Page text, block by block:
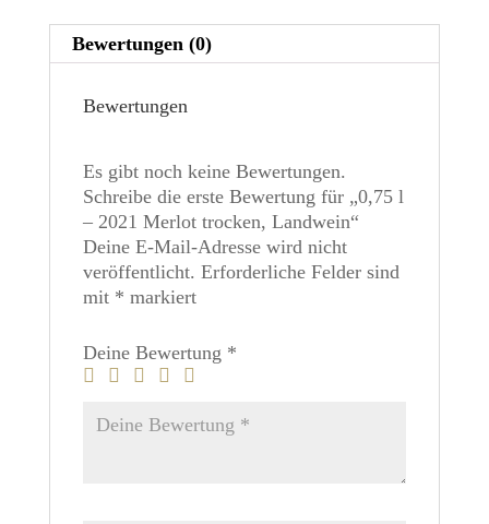
Bewertungen (0)
Bewertungen
Es gibt noch keine Bewertungen.
Schreibe die erste Bewertung für „0,75 l
– 2021 Merlot trocken, Landwein“
Deine E-Mail-Adresse wird nicht
veröffentlicht. Erforderliche Felder sind
mit * markiert
Deine Bewertung *